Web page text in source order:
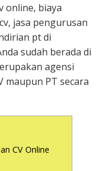
online, biaya
jasa pengurusan
pt di
sudah berada di
agensi
maupun PT secara
CV Online